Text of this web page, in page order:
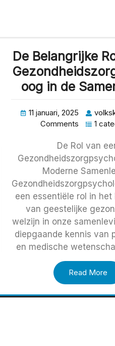
De Belangrijke
oog in de
11 januari, 2025
Comments
1
De Rol van
Moderne
een essentiële rol in het
van geestelijke
welzijn in onze
diepgaande kennis van
en medische
Read More